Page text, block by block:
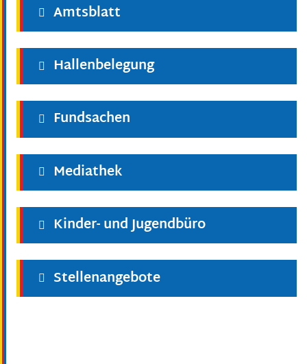
Amtsblatt
Hallenbelegung
Fundsachen
Mediathek
Kinder- und Jugendbüro
Stellenangebote